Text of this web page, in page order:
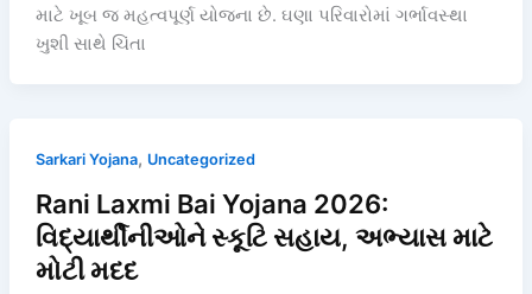
માટે ખૂબ જ મહત્વપૂર્ણ યોજના છે. ઘણા પરિવારોમાં ગર્ભાવસ્થા
ખુશી સાથે ચિંતા
Sarkari Yojana, Uncategorized
Rani Laxmi Bai Yojana 2026:
વિદ્યાર્થીનીઓને સ્કૂટિ સહાય, અભ્યાસ માટે
મોટી મદદ